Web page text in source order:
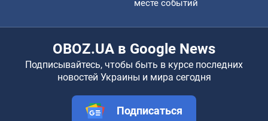
месте событий
OBOZ.UA в Google News
Подписывайтесь, чтобы быть в курсе последних
новостей Украины и мира сегодня
Подписаться